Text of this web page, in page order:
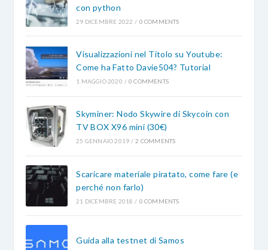
con python
29 DICEMBRE 2022 / 0 COMMENTS
Visualizzazioni nel Titolo su Youtube:
Come ha Fatto Davie504? Tutorial
1 MAGGIO 2020 / 0 COMMENTS
Skyminer: Nodo Skywire di Skycoin con
TV BOX X96 mini (30€)
25 GENNAIO 2019 / 2 COMMENTS
Scaricare materiale piratato, come fare (e
perché non farlo)
21 DICEMBRE 2018 / 0 COMMENTS
Guida alla testnet di Samos